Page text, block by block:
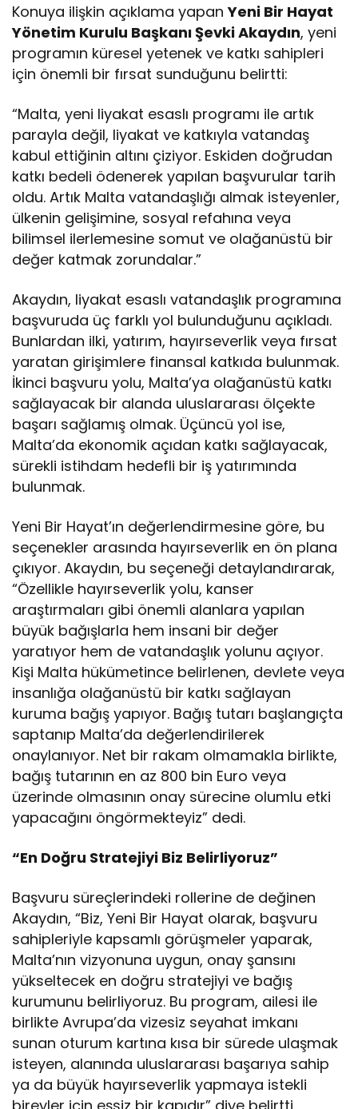
Konuya ilişkin açıklama yapanYeni Bir Hayat
Yönetim Kurulu Başkanı Şevki Akaydın, yeni
programın küresel yetenek ve katkı sahipleri
için önemli bir fırsat sunduğunu belirtti:
“Malta, yeni liyakat esaslı programı ile artık
parayla değil, liyakat ve katkıyla vatandaş
kabul ettiğinin altını çiziyor. Eskiden doğrudan
katkı bedeli ödenerek yapılan başvurular tarih
oldu. Artık Malta vatandaşlığı almak isteyenler,
ülkenin gelişimine, sosyal refahına veya
bilimsel ilerlemesine somut ve olağanüstü bir
değer katmak zorundalar.”
Akaydın, liyakat esaslı vatandaşlık programına
başvuruda üç farklı yol bulunduğunu açıkladı.
Bunlardan ilki, yatırım, hayırseverlik veya fırsat
yaratan girişimlere finansal katkıda bulunmak.
İkinci başvuru yolu, Malta’ya olağanüstü katkı
sağlayacak bir alanda uluslararası ölçekte
başarı sağlamış olmak. Üçüncü yol ise,
Malta’da ekonomik açıdan katkı sağlayacak,
sürekli istihdam hedefli bir iş yatırımında
bulunmak.
Yeni Bir Hayat’ın değerlendirmesine göre, bu
seçenekler arasında hayırseverlik en ön plana
çıkıyor. Akaydın, bu seçeneği detaylandırarak,
“Özellikle hayırseverlik yolu, kanser
araştırmaları gibi önemli alanlara yapılan
büyük bağışlarla hem insani bir değer
yaratıyor hem de vatandaşlık yolunu açıyor.
Kişi Malta hükümetince belirlenen, devlete veya
insanlığa olağanüstü bir katkı sağlayan
kuruma bağış yapıyor. Bağış tutarı başlangıçta
saptanıp Malta’da değerlendirilerek
onaylanıyor. Net bir rakam olmamakla birlikte,
bağış tutarının en az 800 bin Euro veya
üzerinde olmasının onay sürecine olumlu etki
yapacağını öngörmekteyiz” dedi.
“En Doğru Stratejiyi Biz Belirliyoruz”
Başvuru süreçlerindeki rollerine de değinen
Akaydın, “Biz, Yeni Bir Hayat olarak, başvuru
sahipleriyle kapsamlı görüşmeler yaparak,
Malta’nın vizyonuna uygun, onay şansını
yükseltecek en doğru stratejiyi ve bağış
kurumunu belirliyoruz. Bu program, ailesi ile
birlikte Avrupa’da vizesiz seyahat imkanı
sunan oturum kartına kısa bir sürede ulaşmak
isteyen, alanında uluslararası başarıya sahip
ya da büyük hayırseverlik yapmaya istekli